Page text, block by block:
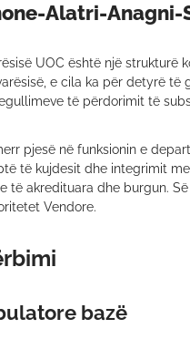
Alatri-
UOC është një strukturë
e cila ka për detyrë
të përdorimit të
pjesë në funksionin e
të kujdesit dhe integrimit
të akredituara dhe burgun.
Vendore.
bazë